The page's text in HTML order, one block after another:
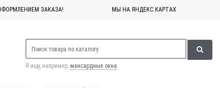
ЗАКАЗА! МЫ НА ЯНДЕКС.КАРТАХ
Я ищу, например, мансардные окна